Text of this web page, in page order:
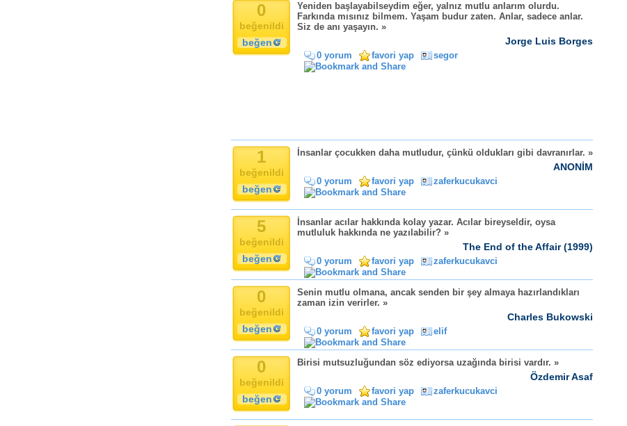
0
beğenildi
beğen
Yeniden başlayabilseydim eğer, yalnız mutlu anlarım olurdu.
Farkında mısınız bilmem. Yaşam budur zaten. Anlar, sadece anlar.
Siz de anı yaşayın. »
Jorge Luis Borges
0 yorum favori yap segor
1
beğenildi
beğen
İnsanlar çocukken daha mutludur, çünkü oldukları gibi davranırlar. »
ANONİM
0 yorum favori yap zaferkucukavci
5
beğenildi
beğen
İnsanlar acılar hakkında kolay yazar. Acılar bireyseldir, oysa
mutluluk hakkında ne yazılabilir? »
The End of the Affair (1999)
0 yorum favori yap zaferkucukavci
0
beğenildi
beğen
Senin mutlu olmana, ancak senden bir şey almaya hazırlandıkları
zaman izin verirler. »
Charles Bukowski
0 yorum favori yap elif
0
beğenildi
beğen
Birisi mutsuzluğundan söz ediyorsa uzağında birisi vardır. »
Özdemir Asaf
0 yorum favori yap zaferkucukavci